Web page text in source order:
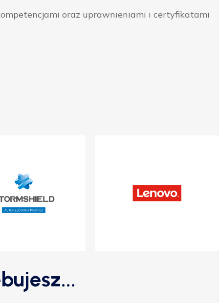
oraz uprawnieniami i certyfikatami